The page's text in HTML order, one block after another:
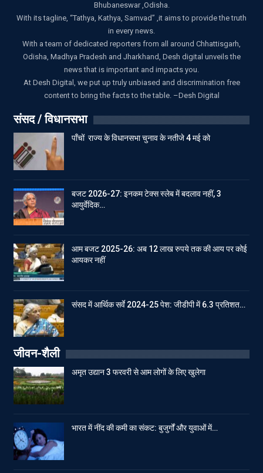
Bhubaneswar ,Odisha.
With its tagline, “Tathya, Kathya, Samvad” ,it aims to provide the truth
in every news.
With a team of dedicated reporters from all around Chhattisgarh,
Odisha, Madhya Pradesh and Jharkhand, Desh digital unveils the
news that is important and impacts you.
At Desh Digital, we put up truly unbiased and discrimination free
content to bring the facts to the table. –Desh Digital
संसद / विधानसभा
पाँचों राज्य के विधानसभा चुनाव के नतीजे 4 मई को
बजट 2026-27: इनकम टेक्स स्लेब में बदलाव नहीं, 3
आयुर्वेदिक…
आम बजट 2025-26: अब 12 लाख रुपये तक की आय पर कोई
आयकर नहीं
संसद में आर्थिक सर्वे 2024-25 पेश: जीडीपी में 6.3 प्रतिशत…
जीवन-शैली
अमृत उद्यान 3 फरवरी से आम लोगों के लिए खुलेगा
भारत में नींद की कमी का संकट: बुजुर्गों और युवाओं में…